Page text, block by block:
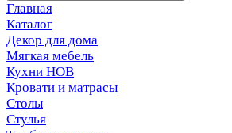
Главная
Каталог
Декор для дома
Мягкая мебель
Кухни НОВ
Кровати и матрасы
Столы
Стулья